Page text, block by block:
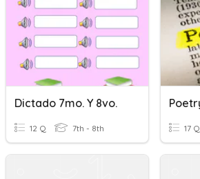
Dictado 7mo. Y 8vo.
12 Q 7th - 8th 17 Q